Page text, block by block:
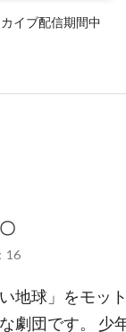
イブ配信期間中
16
い地球」をモッ
劇団です。 少